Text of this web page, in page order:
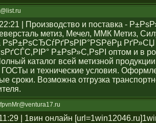
| Производство и поставка -
метиз, Мечел, ММК Метиз,
РѕР±РѕСЂСѓРґРѕРІР°РЅРёРµ РґР»СЏ
Р±РѕР»С‚РѕРІ оптом и в
каталог всей метизной
ГОСТы и технические условия.
сроки. Возможна отгрузка
| 1вин онлайн